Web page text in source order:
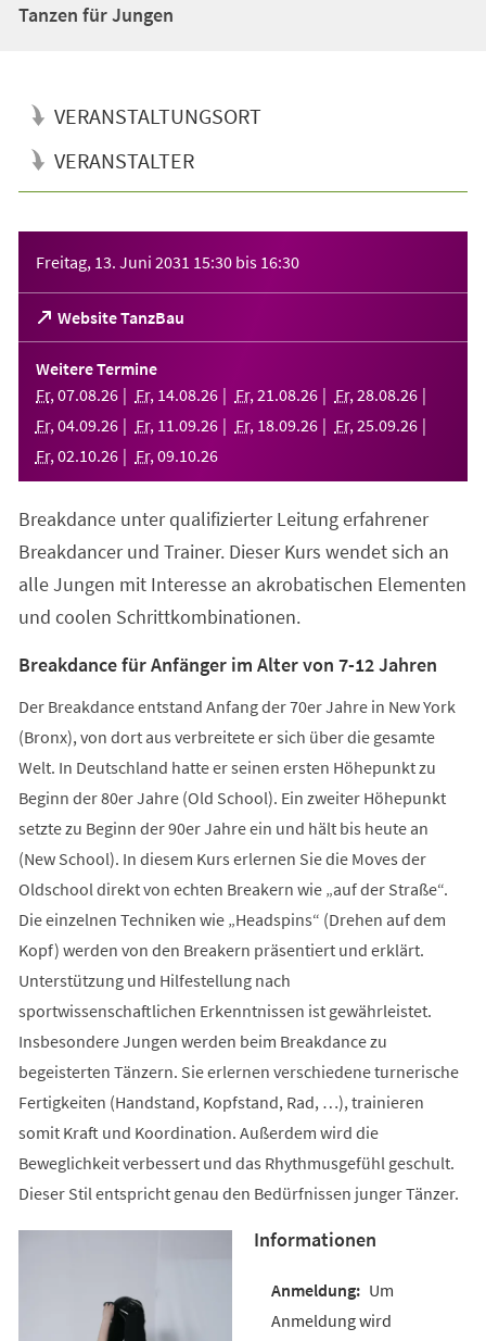
Tanzen für Jungen
VERANSTALTUNGSORT
VERANSTALTER
Freitag, 13. Juni 2031 15:30 bis 16:30
Website TanzBau
(Öffnet
in
einem
neuen
Tab)
Weitere Termine
Fr, 07.08.26 Fr, 14.08.26 Fr, 21 .08.26 Fr, 28.08.26
Fr, 04.09.26 Fr, 11 .09.26 Fr, 18.09.26 Fr, 25.09.26
Fr, 02.10.26 Fr, 09.10.26
Breakdance unter qualifizierter Leitung erfahrener
Breakdancer und Trainer. Dieser Kurs wendet sich an
alle Jungen mit Interesse an akrobatischen Elementen
und coolen Schrittkombinationen.
Breakdance für Anfänger im Alter von 7-12 Jahren
Der Breakdance entstand Anfang der 70er Jahre in New York
(Bronx), von dort aus verbreitete er sich über die gesamte
Welt. In Deutschland hatte er seinen ersten Höhepunkt zu
Beginn der 80er Jahre (Old School). Ein zweiter Höhepunkt
setzte zu Beginn der 90er Jahre ein und hält bis heute an
(New School). In diesem Kurs erlernen Sie die Moves der
Oldschool direkt von echten Breakern wie „auf der Straße“.
Die einzelnen Techniken wie „Headspins“ (Drehen auf dem
Kopf) werden von den Breakern präsentiert und erklärt.
Unterstützung und Hilfestellung nach
sportwissenschaftlichen Erkenntnissen ist gewährleistet.
Insbesondere Jungen werden beim Breakdance zu
begeisterten Tänzern. Sie erlernen verschiedene turnerische
Fertigkeiten (Handstand, Kopfstand, Rad, …), trainieren
somit Kraft und Koordination. Außerdem wird die
Beweglichkeit verbessert und das Rhythmusgefühl geschult.
Dieser Stil entspricht genau den Bedürfnissen junger Tänzer.
Informationen
Um
Anmeldung wird